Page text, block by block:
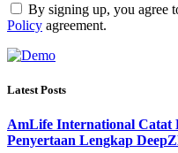
By signing up, you agree
Policy agreement.
Latest Posts
AmLife International Catat
Penyertaan Lengkap